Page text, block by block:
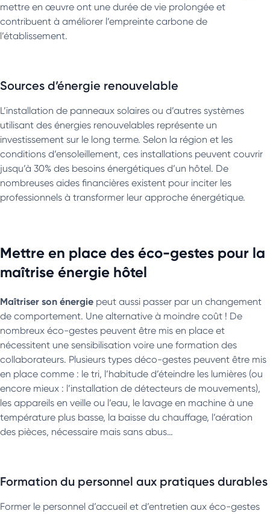
mettre en œuvre ont une durée de vie prolongée et
contribuent à améliorer l’empreinte carbone de
l’établissement.
Sources d’énergie renouvelable
L’installation de panneaux solaires ou d’autres systèmes
utilisant des énergies renouvelables représente un
investissement sur le long terme. Selon la région et les
conditions d’ensoleillement, ces installations peuvent couvrir
jusqu’à 30% des besoins énergétiques d’un hôtel. De
nombreuses aides financières existent pour inciter les
professionnels à transformer leur approche énergétique.
Mettre en place des éco-gestes pour la
maîtrise énergie hôtel
Maîtriser son énergie peut aussi passer par un changement
de comportement. Une alternative à moindre coût ! De
nombreux éco-gestes peuvent être mis en place et
nécessitent une sensibilisation voire une formation des
collaborateurs. Plusieurs types déco-gestes peuvent être mis
en place comme : le tri, l’habitude d’éteindre les lumières (ou
encore mieux : l’installation de détecteurs de mouvements),
les appareils en veille ou l’eau, le lavage en machine à une
température plus basse, la baisse du chauffage, l’aération
des pièces, nécessaire mais sans abus…
Formation du personnel aux pratiques durables
Former le personnel d’accueil et d’entretien aux éco-gestes